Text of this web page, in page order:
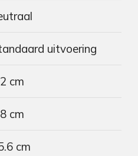
uitvoering
cm
cm
cm